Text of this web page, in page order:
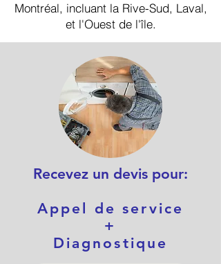
Montréal, incluant la Rive-Sud, Laval,
et l'Ouest de l'île.
Recevez un devis pour:
Appel de service
+
Diagnostique